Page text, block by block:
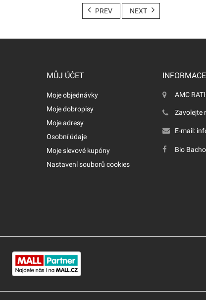
PREV NEXT
AMC
Zavolejte
E-mail:
Bio
MŮJ ÚČET
Moje objednávky
Moje dobropisy
Moje adresy
Osobní údaje
Moje slevové kupóny
Nastavení souborů cookies